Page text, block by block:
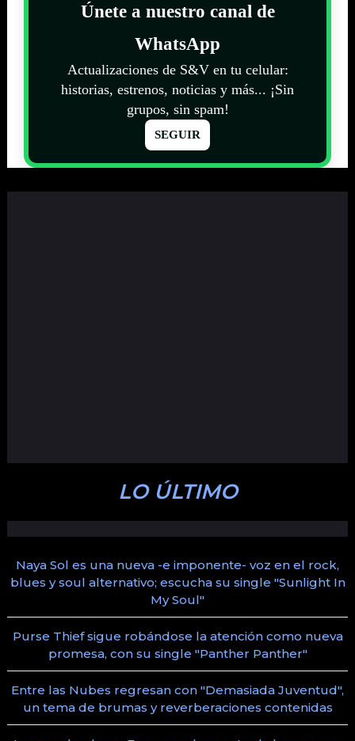
Únete a nuestro canal de
WhatsApp
Actualizaciones de S&V en tu celular:
historias, estrenos, noticias y más... ¡Sin
grupos, sin spam!
SEGUIR
LO ÚLTIMO
Naya Sol es una nueva -e imponente- voz en el rock,
blues y soul alternativo; escucha su single "Sunlight In
My Soul"
Purse Thief sigue robándose la atención como nueva
promesa, con su single "Panther Panther"
Entre las Nubes regresan con "Demasiada Juventud",
un tema de brumas y reverberaciones contenidas